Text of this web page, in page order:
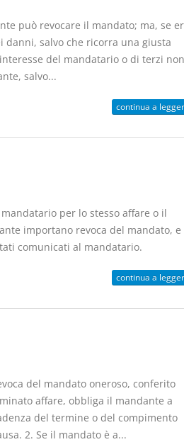
può revocare il mandato; ma, se
salvo che ricorra una giusta
del mandatario o di terzi non
salvo...
continua a
mandatario per lo stesso affare o il
importano revoca del mandato, e
comunicati al mandatario.
continua a
del mandato oneroso, conferito
affare, obbliga il mandante a
del termine o del compimento
2. Se il mandato è a...